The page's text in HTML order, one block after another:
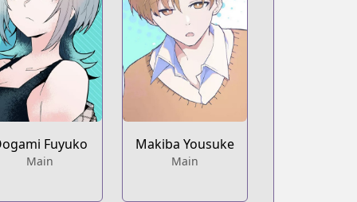
Ganma!
https://ganma.jp/wolfchan
Makiba Yousuke
Main
Fuyuko
Main